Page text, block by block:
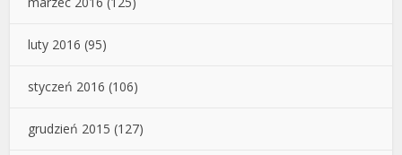
luty 2016 (95)
styczeń 2016 (106)
grudzień 2015 (127)